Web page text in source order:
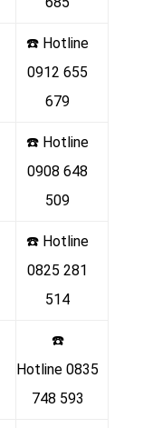
☎️ Hotline
0912 655
679
☎️ Hotline
0908 648
509
☎️ Hotline
0825 281
514
☎️
Hotline 0835
748 593